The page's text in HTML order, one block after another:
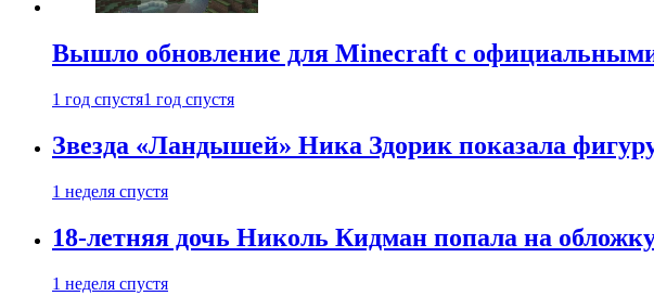
Вышло обновление для Minecraft с
1 год спустя1 год спустя
Звезда «Ландышей» Ника Здорик показала
1 неделя спустя
18-летняя дочь Николь Кидман попала на
1 неделя спустя